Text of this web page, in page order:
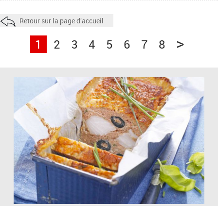
Retour sur la page d'accueil
1 2 3 4 5 6 7 8 >